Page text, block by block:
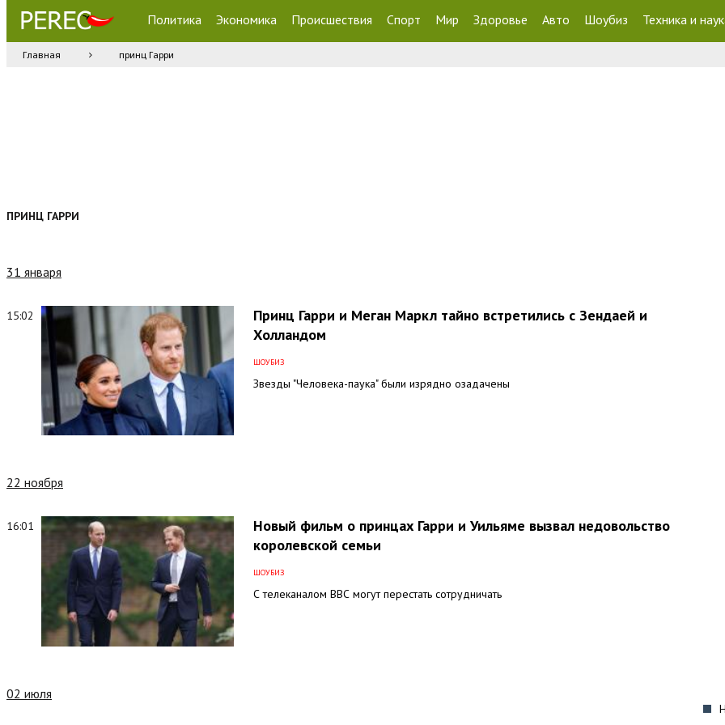
Политика Экономика Происшествия Спорт Мир Здоровье Авто Шоубиз Техника и
Главная принц Гарри
ПРИНЦ ГАРРИ
31 января
15:02
Принц Гарри и Меган Маркл тайно встретились с Зендаей и
Холландом
ШОУБИЗ
Звезды "Человека-паука" были изрядно озадачены
22 ноября
16:01
Новый фильм о принцах Гарри и Уильяме вызвал недовольство
королевской семьи
ШОУБИЗ
С телеканалом ВВС могут перестать сотрудничать
02 июля